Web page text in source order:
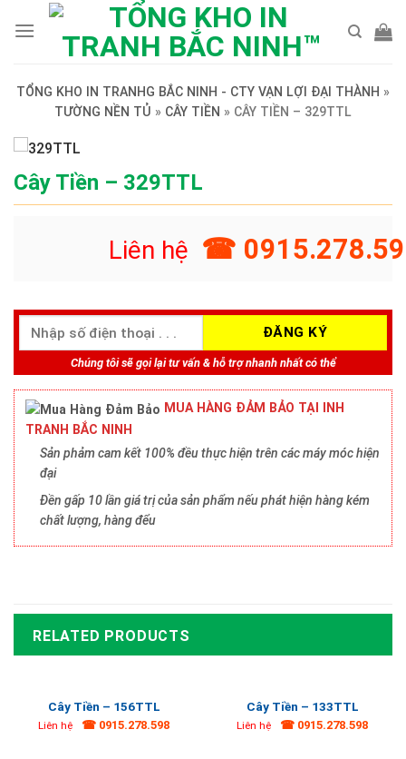
TỔNG KHO IN TRANHG BẮC NINH - CTY VẠN LỢI ĐẠI THÀNH »
TƯỜNG NỀN TỦ » CÂY TIỀN » CÂY TIỀN – 329TTL
Cây Tiền – 329TTL
Liên hệ ☎
Chúng tôi sẽ gọi lại tư vấn & hỗ trợ nhanh nhất có thể
MUA HÀNG ĐẢM BẢO TẠI INH
TRANH BẮC NINH
Sản phảm cam kết 100% đều thực hiện trên các máy móc hiện
đại
Đền gấp 10 lần giá trị của sản phẩm nếu phát hiện hàng kém
chất lượng, hàng đểu
RELATED PRODUCTS
Cây Tiền – 156TTL
Liên hệ ☎ 0915.278.598
Cây Tiền – 133TTL
Liên hệ ☎ 0915.278.598